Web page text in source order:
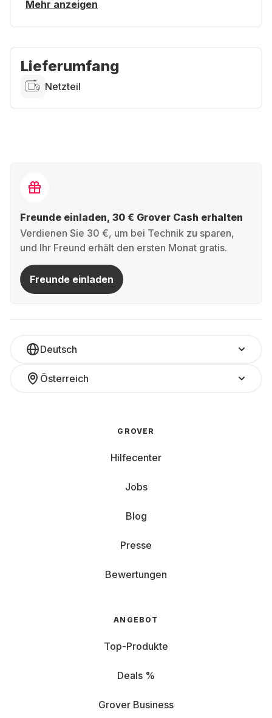
Mehr anzeigen
Lieferumfang
Netzteil
Freunde einladen, 30 € Grover Cash erhalten
Verdienen Sie 30 €, um bei Technik zu sparen,
und Ihr Freund erhält den ersten Monat gratis.
Freunde einladen
Deutsch
Österreich
GROVER
Hilfecenter
Jobs
Blog
Presse
Bewertungen
ANGEBOT
Top-Produkte
Deals %
Grover Business